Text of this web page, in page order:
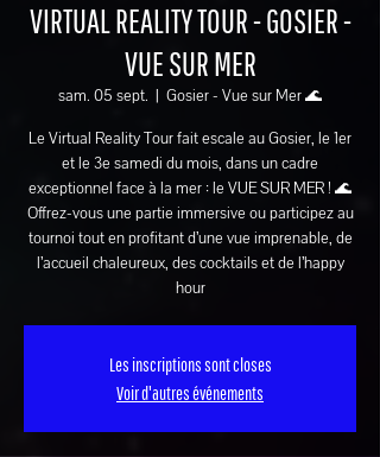
VIRTUAL REALITY TOUR - GOSIER -
VUE SUR MER
sam. 05 sept.
  |
Gosier - Vue sur Mer 🌊
Le Virtual Reality Tour fait escale au Gosier, le 1er
et le 3e samedi du mois, dans un cadre
exceptionnel face à la mer : le VUE SUR MER ! 🌊
Offrez-vous une partie immersive ou participez au
tournoi tout en profitant d’une vue imprenable, de
l’accueil chaleureux, des cocktails et de l’happy
hour
Les inscriptions sont closes
Voir d'autres événements